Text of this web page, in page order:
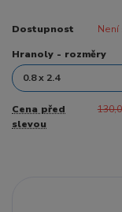
Dostupnost Není
Hranoly - rozměry
Cena před
slevou